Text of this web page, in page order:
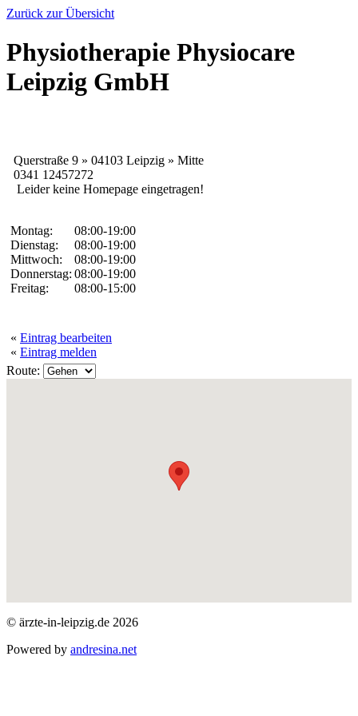
Zurück zur Übersicht
Physiotherapie Physiocare
Leipzig GmbH
Querstraße 9 » 04103 Leipzig » Mitte
0341 12457272
Leider keine Homepage eingetragen!
Montag:
08:00-19:00
Dienstag:
08:00-19:00
Mittwoch:
08:00-19:00
Donnerstag: 08:00-19:00
Freitag:
08:00-15:00
« Eintrag bearbeiten
« Eintrag melden
Route:
© ärzte-in-leipzig.de 2026
Powered by andresina.net